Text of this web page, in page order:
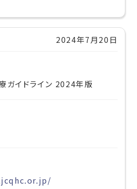
2024年7月20日
ガイドライン 2024年版